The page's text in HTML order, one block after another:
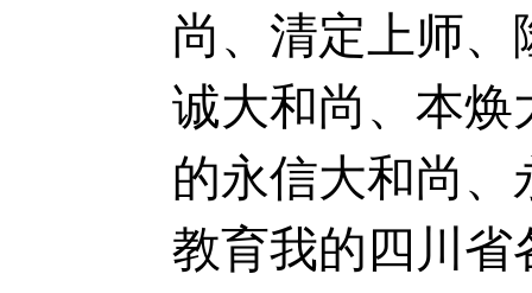
尚、清定上师
诚大和尚、本焕
的永信大和尚
教育我的四川省